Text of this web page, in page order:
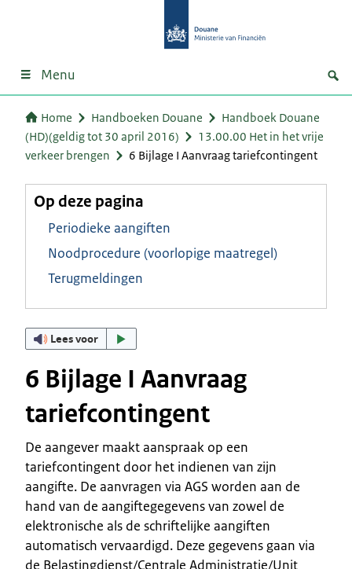
Menu
Home Handboeken Douane
Handboek Douane
(HD)(geldig tot 30 april 2016)
13.00.00 Het in het vrije
verkeer brengen
6 Bijlage I Aanvraag tariefcontingent
Op deze pagina
Periodieke aangiften
Noodprocedure (voorlopige maatregel)
Terugmeldingen
Lees voor
6 Bijlage I Aanvraag
tariefcontingent
De aangever maakt aanspraak op een
tariefcontingent door het indienen van zijn
aangifte. De aanvragen via AGS worden aan de
hand van de aangiftegegevens van zowel de
elektronische als de schriftelijke aangiften
automatisch vervaardigd. Deze gegevens gaan via
de Belastingdienst/Centrale Administratie/Unit